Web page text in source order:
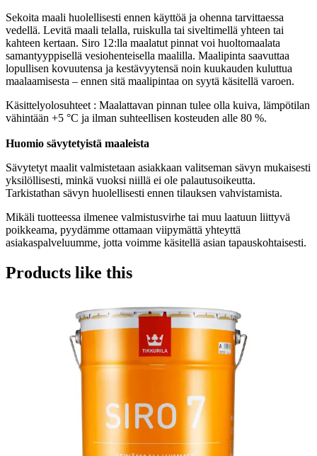
Sekoita maali huolellisesti ennen käyttöä ja ohenna tarvittaessa
vedellä. Levitä maali telalla, ruiskulla tai siveltimellä yhteen tai
kahteen kertaan. Siro 12:lla maalatut pinnat voi huoltomaalata
samantyyppisellä vesiohenteisella maalilla. Maalipinta saavuttaa
lopullisen kovuutensa ja kestävyytensä noin kuukauden kuluttua
maalaamisesta – ennen sitä maalipintaa on syytä käsitellä varoen.
Käsittelyolosuhteet : Maalattavan pinnan tulee olla kuiva, lämpötilan
vähintään +5 °C ja ilman suhteellisen kosteuden alle 80 %.
Huomio sävytetyistä maaleista
Sävytetyt maalit valmistetaan asiakkaan valitseman sävyn mukaisesti
yksilöllisesti, minkä vuoksi niillä ei ole palautusoikeutta.
Tarkistathan sävyn huolellisesti ennen tilauksen vahvistamista.
Mikäli tuotteessa ilmenee valmistusvirhe tai muu laatuun liittyvä
poikkeama, pyydämme ottamaan viipymättä yhteyttä
asiakaspalveluumme, jotta voimme käsitellä asian tapauskohtaisesti.
Products like this